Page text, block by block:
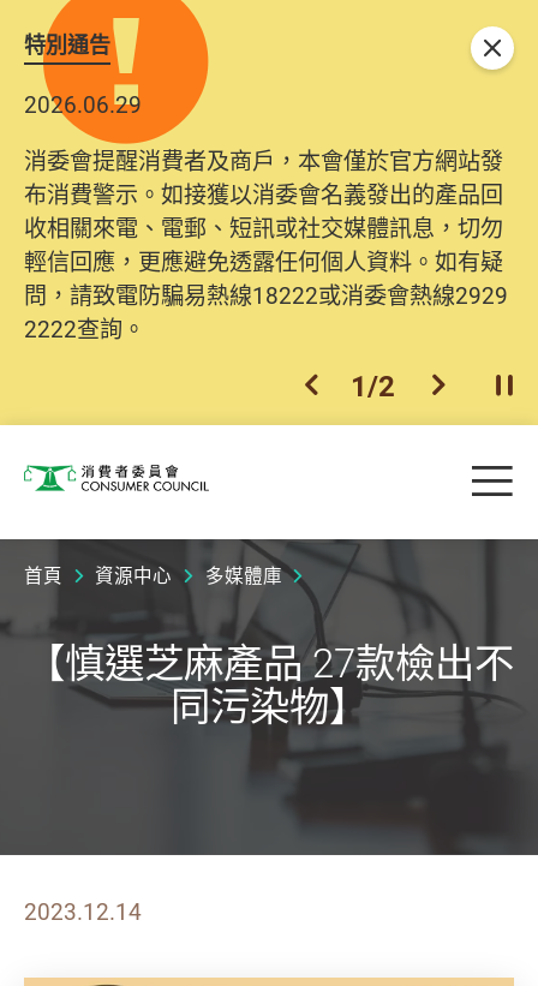
特別通告
2026.06.29
消委會提醒消費者及商戶，本會僅於官方網站發
布消費警示。如接獲以消委會名義發出的產品回
收相關來電、電郵、短訊或社交媒體訊息，切勿
輕信回應，更應避免透露任何個人資料。如有疑
問，請致電防騙易熱線18222或消委會熱線2929
2222查詢。
上一個
1/2 下一個開
關閉
消費者委員會 目
首頁 資源中心 多媒體庫
【慎選芝麻產品 27款檢出不
同污染物】
2023.12.14